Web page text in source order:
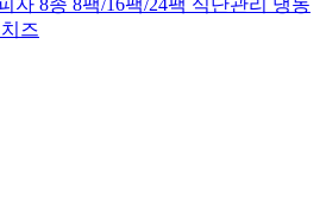
자 8종 8팩/16팩/24팩 식단관리 냉동
즈